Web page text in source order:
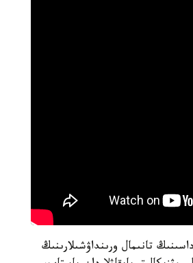
تانىمال ورىنداۋشىلارىنىڭ